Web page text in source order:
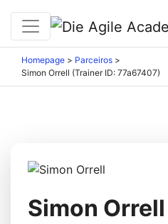
Homepage > Parceiros >
Simon Orrell (Trainer ID: 77a67407)
Simon Orrell